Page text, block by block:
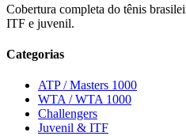
Cobertura completa do tênis
ITF e juvenil.
Categorias
ATP / Masters 1000
WTA / WTA 1000
Challengers
Juvenil & ITF